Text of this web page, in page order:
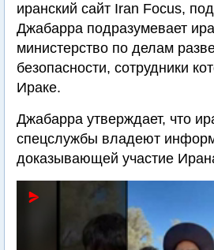
иранский сайт Iran Focus,
Джабарра подразумевает
министерство по делам
безопасности, сотрудники
Ираке.
Джабарра утверждает, что
спецслужбы владеют
доказывающей участие